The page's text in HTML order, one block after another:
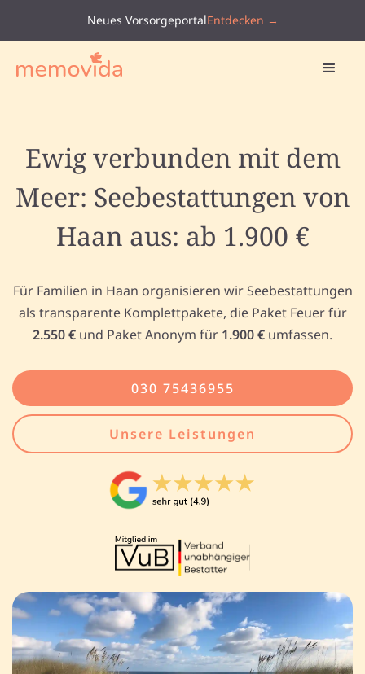
Neues VorsorgeportalEntdecken →
Ewig verbunden mit dem
Meer: Seebestattungen von
Haan aus: ab 1.900 €
Für Familien in Haan organisieren wir Seebestattungen
als transparente Komplettpakete, die Paket Feuer für
2.550 € und Paket Anonym für 1.900 € umfassen.
030 75436955
Unsere Leistungen